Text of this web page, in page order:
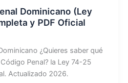
Dominicano (Ley
y PDF Oficial
¿Quieres saber qué
Penal? la Ley 74-25
Actualizado 2026.